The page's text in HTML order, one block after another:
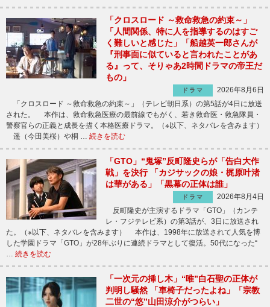
「クロスロード ～救命救急の約束～」
「人間関係、特に人を指導するのはすご
く難しいと感じた」「船越英一郎さんが
『刑事面に似ていると言われたことがあ
る』って、そりゃあ2時間ドラマの帝王だ
もの」
ドラマ
2026年8月6日
「クロスロード ～救命救急の約束～」（テレビ朝日系）の第5話が4日に放送
された。 本作は、救命救急医療の最前線でもがく、若き救命医・救急隊員・
警察官らの正義と成長を描く本格医療ドラマ。（※以下、ネタバレを含みます）
遥（今田美桜）や桐 … 続きを読む
「GTO」“鬼塚”反町隆史らが「告白大作
戦」を決行 「カジサックの娘・梶原叶渚
は華がある」「黒幕の正体は誰」
ドラマ
2026年8月4日
反町隆史が主演するドラマ「GTO」（カンテ
レ・フジテレビ系）の第3話が、3日に放送され
た。（※以下、ネタバレを含みます） 本作は、1998年に放送されて人気を博
した学園ドラマ「GTO」が28年ぶりに連続ドラマとして復活。50代になった“
続きを読む
「一次元の挿し木」“唯”白石聖の正体が
判明し騒然 「車椅子だったよね」「宗教
二世の“悠”山田涼介がつらい」